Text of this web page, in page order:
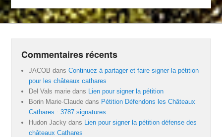
Commentaires récents
JACOB dansContinuez à partager et faire signer la pétition
pour les châteaux cathares
Del Vals marie dans
Lien pour signer la pétition
Borin Marie-Claude dans Pétition Défendons les Châteaux
Cathares : 3787 signatures
Hudon Jacky dans
Lien pour signer la pétition défense des
châteaux Cathares